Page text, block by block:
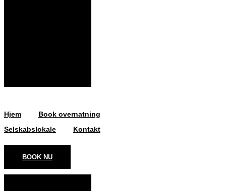
Hjem
Book overnatning
Selskabslokale
Kontakt
BOOK NU